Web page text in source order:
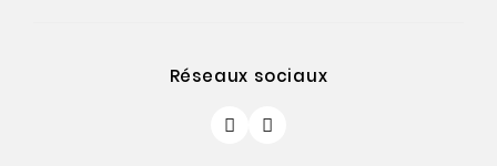
Réseaux sociaux